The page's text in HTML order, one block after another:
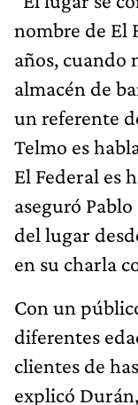
nombre de El
años, cuando
almacén de
un referente
Telmo es
El Federal es
aseguró
del lugar
en su charla
Con un
diferentes
clientes de
explicó